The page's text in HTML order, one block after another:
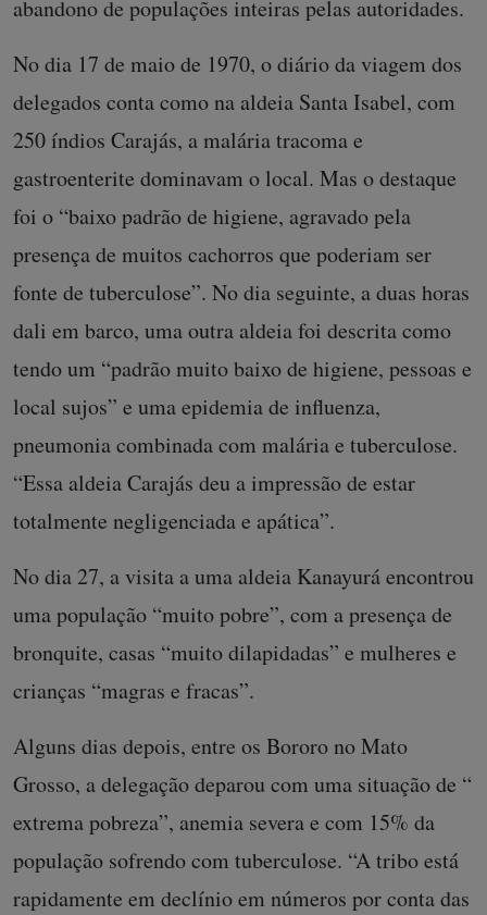
abandono de populações inteiras pelas autoridades.
No dia 17 de maio de 1970, o diário da viagem dos
delegados conta como na aldeia Santa Isabel, com
250 índios Carajás, a malária tracoma e
gastroenterite dominavam o local. Mas o destaque
foi o “baixo padrão de higiene, agravado pela
presença de muitos cachorros que poderiam ser
fonte de tuberculose”. No dia seguinte, a duas horas
dali em barco, uma outra aldeia foi descrita como
tendo um “padrão muito baixo de higiene, pessoas e
local sujos” e uma epidemia de influenza,
pneumonia combinada com malária e tuberculose.
“Essa aldeia Carajás deu a impressão de estar
totalmente negligenciada e apática”.
No dia 27, a visita a uma aldeia Kanayurá encontrou
uma população “muito pobre”, com a presença de
bronquite, casas “muito dilapidadas” e mulheres e
crianças “magras e fracas”.
Alguns dias depois, entre os Bororo no Mato
Grosso, a delegação deparou com uma situação de “
extrema pobreza”, anemia severa e com 15% da
população sofrendo com tuberculose. “A tribo está
rapidamente em declínio em números por conta das